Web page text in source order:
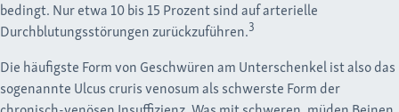
bedingt. Nur etwa 10 bis 15 Prozent sind auf arterielle
Durchblutungsstörungen zurückzuführen.3
Die häufigste Form von Geschwüren am Unterschenkel ist also das
sogenannte Ulcus cruris venosum als schwerste Form der